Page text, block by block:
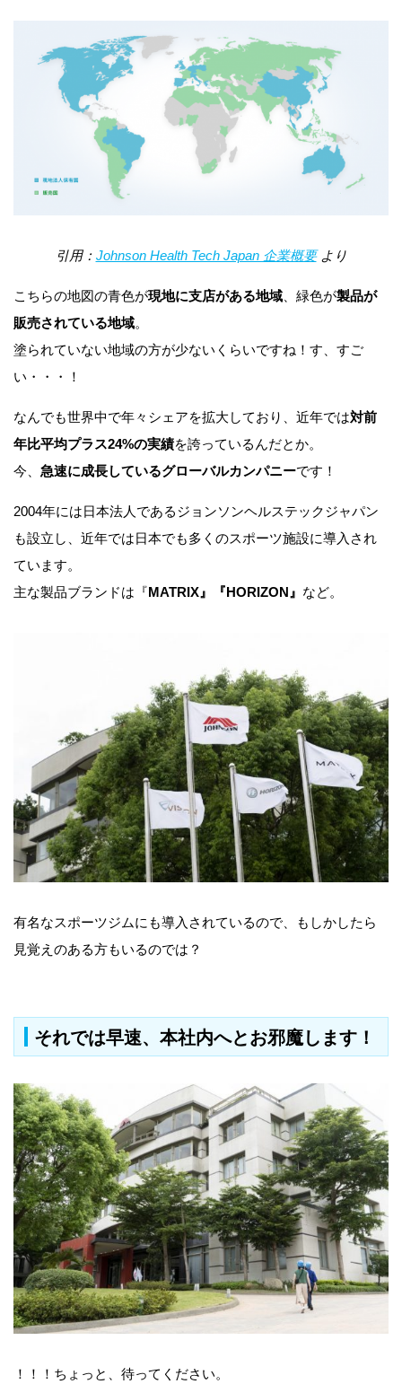
引用： Johnson Health Tech Japan 企業概要より
こちらの地図の青色が現地に支店がある地域 、緑色が製品が
販売されている地域。
塗られていない地域の方が少ないくらいですね！す、すご
い・・・！
なんでも世界中で年々シェアを拡大しており、近年では対前
年比平均プラス24%の実績を誇っているんだとか。
今、 急速に成長しているグローバルカンパニーです！
2004年には日本法人であるジョンソンヘルステックジャパン
も設立し、近年では日本でも多くのスポーツ施設に導入され
ています。
主な製品ブランドは『MATRIX』『HORIZON』 など。
有名なスポーツジムにも導入されているので、もしかしたら
見覚えのある方もいるのでは？
それでは早速、本社内へとお邪魔します！
！！！ちょっと、待ってください。